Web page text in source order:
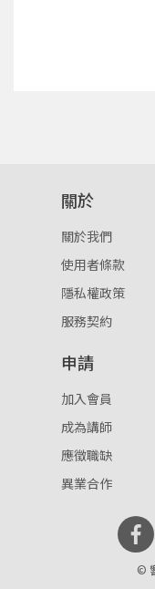
按下註冊即代表
關於
關於我們
使用者條款
隱私權政策
服務契約
申請
加入會員
成為講師
應徵職缺
異業合作
©